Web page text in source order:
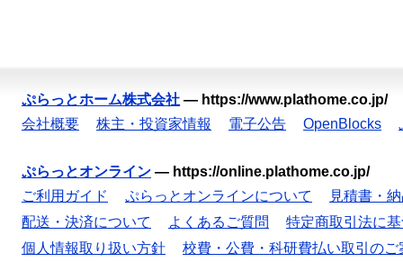
ぷらっとホーム株式会社 — https://www.plathome.co.jp/
会社概要
株主・投資家情報 電子公告 OpenBlocks
ぷらっとオンライン — https://online.plathome.co.jp/
ご利用ガイド
ぷらっとオンラインについて
見積書・
配送・決済について
よくあるご質問
特定商取引法に
個人情報取り扱い方針
校費・公費・科研費払い取引のご